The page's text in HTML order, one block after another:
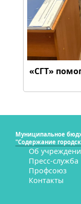
«СГТ»
Муниципальное
"Содержание
Об
Пресс-служба
Профсоюз
Контакты